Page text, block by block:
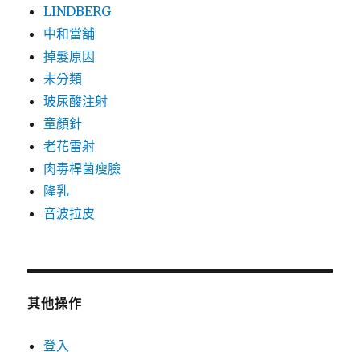
LINDBERG
中和當舖
掉髮原因
未分類
玻尿酸注射
童顏針
老花雷射
肉毒桿菌瘦臉
隆乳
音波拉皮
其他操作
登入